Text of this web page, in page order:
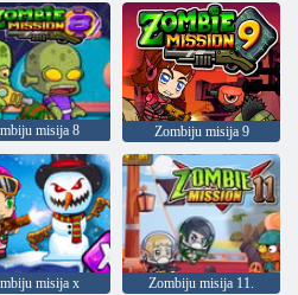
misija 8 Zombiju misija 9
misija x Zombiju misija 11.